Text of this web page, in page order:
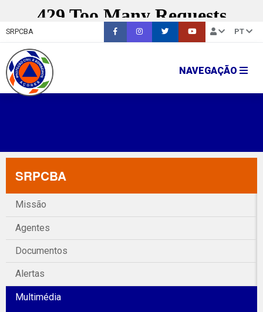
SRPCBA PT
NAVEGAÇÃO
SRPCBA
Missão
Agentes
Documentos
Alertas
Multimédia